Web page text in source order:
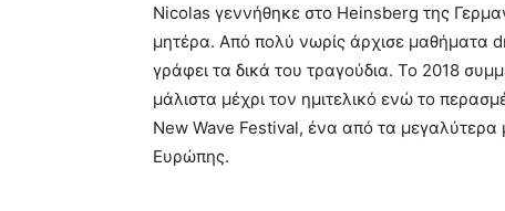
Nicolas γεννήθηκε στο Heinsberg της
μητέρα. Από πολύ νωρίς άρχισε μαθήματα
γράφει τα δικά του τραγούδια. Το 2018
μάλιστα μέχρι τον ημιτελικό ενώ το
New Wave Festival, ένα από τα
Ευρώπης.